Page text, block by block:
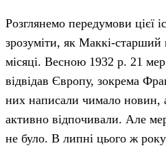
Розглянемо передумови цієї
зрозуміти, як Маккі-
місяці. Весною 1932 р. 21
відвідав Європу, зокрема
них написали чимало новин,
активно відпочивали. Але
не було. В липні цього ж